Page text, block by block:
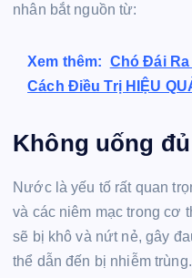
nhân bắt nguồn từ:
Xem thêm: Chó Đái
Cách Điều Trị HIỆU
Không uống
Nước là yếu tố rất quan
và các niêm mạc trong cơ
sẽ bị khô và nứt nẻ, gây
thể dẫn đến bị nhiễm trùng.